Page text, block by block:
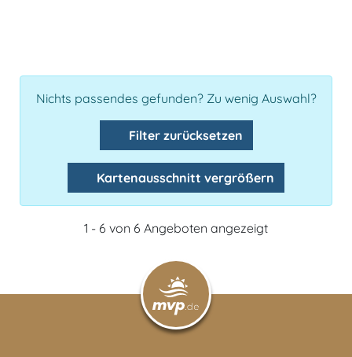
Nichts passendes gefunden? Zu wenig Auswahl?
Filter zurücksetzen
Kartenausschnitt vergrößern
1 - 6 von 6 Angeboten angezeigt